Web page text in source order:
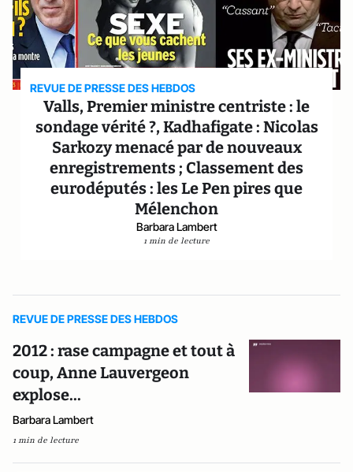
REVUE DE PRESSE DES HEBDOS
Valls, Premier ministre centriste : le
sondage vérité ?, Kadhafigate : Nicolas
Sarkozy menacé par de nouveaux
enregistrements ; Classement des
eurodéputés : les Le Pen pires que
Mélenchon
Barbara Lambert
1 min de lecture
REVUE DE PRESSE DES HEBDOS
2012 : rase campagne et tout à
coup, Anne Lauvergeon
explose...
Barbara Lambert
1 min de lecture